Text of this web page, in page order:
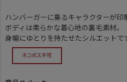
ハンバーガーに乗るキャラクターが印
ボディは柔らかな着心地の裏毛素材。
身幅にゆとりを持たせたシルエットで